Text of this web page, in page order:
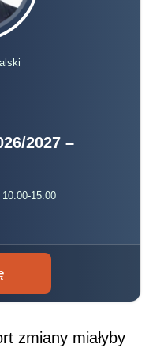
2027 –
15:00
zmiany miałyby